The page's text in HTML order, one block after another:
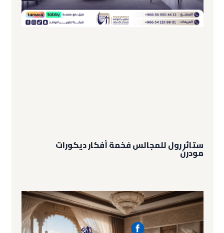
ستائر رول للمجالس فخمة أفكار ديكورات
مودرن